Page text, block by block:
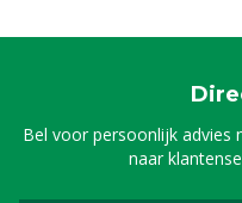
Bel voor persoonlijk advies
naar